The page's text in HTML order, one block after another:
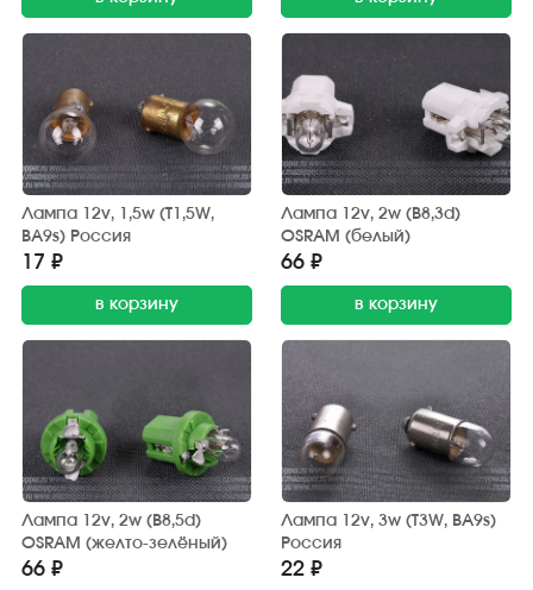
Лампа 12v, 1,5w (T1,5W,
BA9s) Россия
17 ₽
в корзину
Лампа 12v, 2w (B8,3d)
OSRAM (белый)
66 ₽
в корзину
Лампа 12v, 2w (B8,5d)
OSRAM (желто-зелёный)
66 ₽
Лампа 12v, 3w (T3W, BA9s)
Россия
22 ₽